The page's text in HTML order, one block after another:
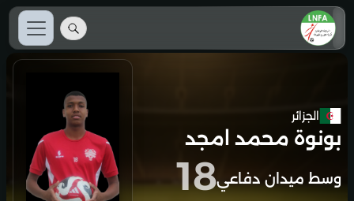
الجزائر
بونوة محمد امجد
وسط ميدان دفاعي18